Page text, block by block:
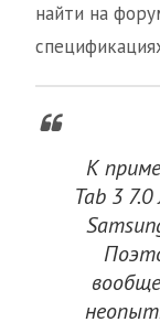
найти на
К
Tab 3